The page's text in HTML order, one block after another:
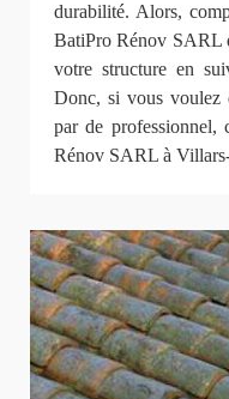
durabilité. Alors,
BatiPro Rénov SARL
votre structure en
Donc, si vous voulez
par de professionnel,
Rénov SARL à